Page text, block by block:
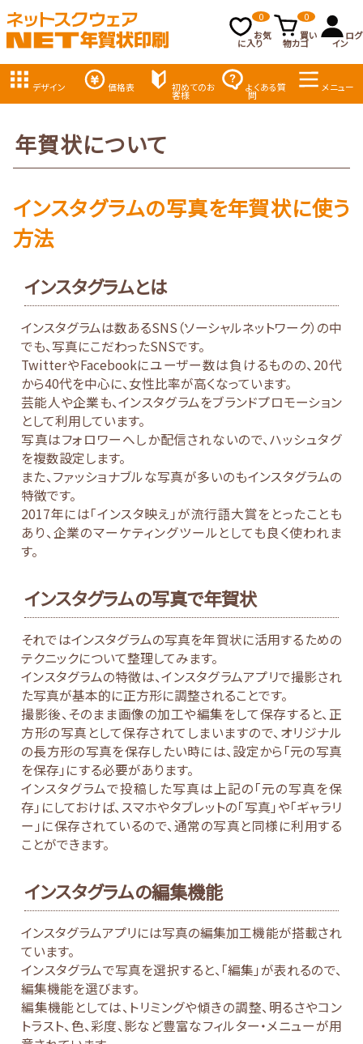
お気
に入り
0
買い
物カゴ
0
ログ
イン
デザイン 価格表 初めてのお
客様
よくある質
問
メニュー
年賀状について
インスタグラムの写真を年賀状に使う
方法
インスタグラムとは
インスタグラムは数あるSNS（ソーシャルネットワーク）の中
でも、写真にこだわったSNSです。
TwitterやFacebookにユーザー数は負けるものの、20代
から40代を中心に、女性比率が高くなっています。
芸能人や企業も、インスタグラムをブランドプロモーション
として利用しています。
写真はフォロワーへしか配信されないので、ハッシュタグ
を複数設定します。
また、ファッショナブルな写真が多いのもインスタグラムの
特徴です。
2017年には「インスタ映え」が流行語大賞をとったことも
あり、企業のマーケティングツールとしても良く使われま
す。
インスタグラムの写真で年賀状
それではインスタグラムの写真を年賀状に活用するための
テクニックについて整理してみます。
インスタグラムの特徴は、インスタグラムアプリで撮影され
た写真が基本的に正方形に調整されることです。
撮影後、そのまま画像の加工や編集をして保存すると、正
方形の写真として保存されてしまいますので、オリジナル
の長方形の写真を保存したい時には、設定から「元の写真
を保存」にする必要があります。
インスタグラムで投稿した写真は上記の「元の写真を保
存」にしておけば、スマホやタブレットの「写真」や「ギャラリ
ー」に保存されているので、通常の写真と同様に利用する
ことができます。
インスタグラムの編集機能
インスタグラムアプリには写真の編集加工機能が搭載され
ています。
インスタグラムで写真を選択すると、「編集」が表れるので、
編集機能を選びます。
編集機能としては、トリミングや傾きの調整、明るさやコン
トラスト、色、彩度、影など豊富なフィルター・メニューが用